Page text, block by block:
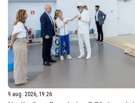
9 aug. 2026, 19:26